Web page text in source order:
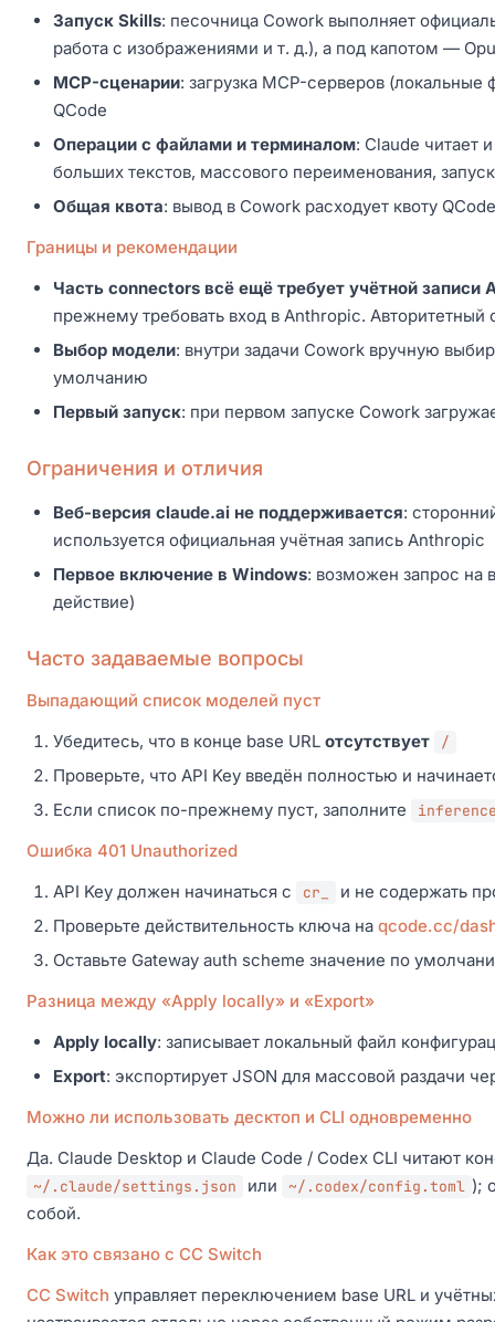
Запуск Skills: песочница Cowork выполняет
работа с изображениями и т. д.), а под капотом —
MCP-сценарии: загрузка MCP-серверов
QCode
Операции с файлами и терминалом: Claude читает
больших текстов, массового переименования,
Общая квота: вывод в Cowork расходует квоту
Границы и рекомендации
Часть connectors всё ещё требует учётной записи
прежнему требовать вход в Anthropic.
Выбор модели: внутри задачи Cowork вручную
умолчанию
Первый запуск: при первом запуске Cowork
Ограничения и отличия
Веб-версия claude.ai не поддерживается:
используется официальная учётная запись Anthropic
Первое включение в Windows: возможен запрос на
действие)
Часто задаваемые вопросы
Выпадающий список моделей пуст
Убедитесь, что в конце base URL отсутствует /
Проверьте, что API Key введён полностью и
Если список по-прежнему пуст, заполните
Ошибка 401 Unauthorized
API Key должен начинаться с
cr_
и не содержать
Проверьте действительность ключа на qcode.cc/
Оставьте Gateway auth scheme значение по
Разница между «Apply locally» и «Export»
Apply locally: записывает локальный файл
Export: экспортирует JSON для массовой раздачи
Можно ли использовать десктоп и CLI одновременно
Да. Claude Desktop и Claude Code / Codex CLI читают
~/.claude/settings.json или ~/.codex/config.toml );
собой.
Как это связано с CC Switch
CC Switch управляет переключением base URL и